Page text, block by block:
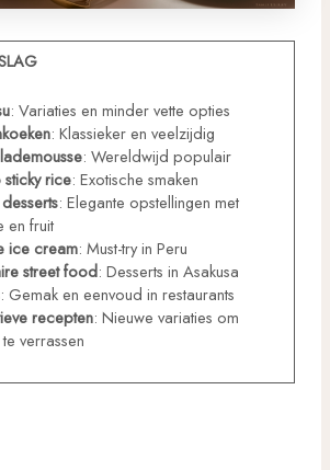
: Variaties en minder vette opties
: Klassieker en veelzijdig
: Wereldwijd populair
rice: Exotische smaken
: Elegante opstellingen met
en fruit
ice cream: Must-try in Peru
street food: Desserts in Asakusa
: Gemak en eenvoud in restaurants
recepten: Nieuwe variaties om
verrassen